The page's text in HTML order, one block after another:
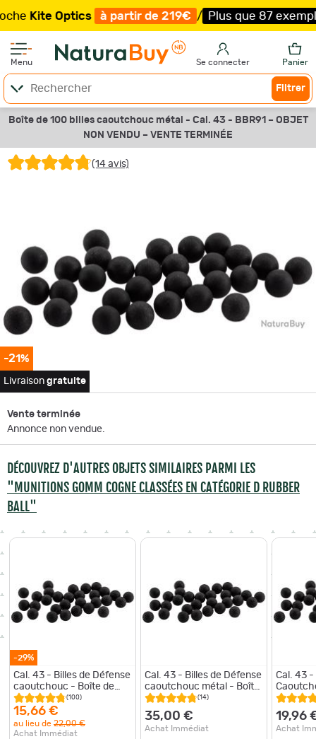
Optics à partir de 219€ / Plus que 87 exemplaires !
Menu Se connecter Panier
Filtrer
Boîte de 100 billes caoutchouc métal - Cal. 43 - BBR91 – OBJET
NON VENDU – VENTE TERMINÉE
(14 avis)
-21%
Livraison gratuite
Vente terminée
Annonce non vendue.
DÉCOUVREZ D'AUTRES OBJETS SIMILAIRES PARMI LES
"MUNITIONS GOMM COGNE CLASSÉES EN CATÉGORIE D RUBBER
BALL"
-29%
Cal. 43 - Billes de Défense
caoutchouc - Boîte de
100 billes
(100)
15,66 €
au lieu de 22,00 €
Achat Immédiat
Cal. 43 - Billes de Défense
caoutchouc métal - Boîte
de 100 billes Boîte de 100
billes caoutchouc mé
(14)
35,00 €
Achat Immédiat
Cal. 43 -
100
19,96
Achat